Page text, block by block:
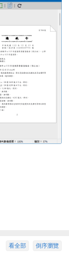
倒序瀏覽
看全部